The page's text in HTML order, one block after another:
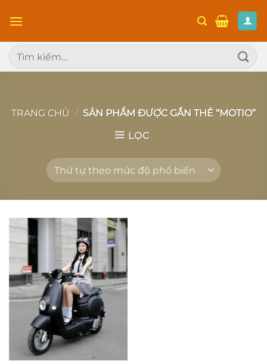
đến
dung
Tìm
kiếm:
TRANG CHỦ / SẢN PHẨM ĐƯỢC GẮN THẺ “MOTIO”
LỌC